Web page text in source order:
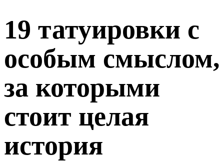
19 татуировки с
особым смыслом,
за которыми
стоит целая
история